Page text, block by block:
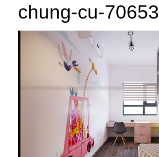
chung-cu-70653